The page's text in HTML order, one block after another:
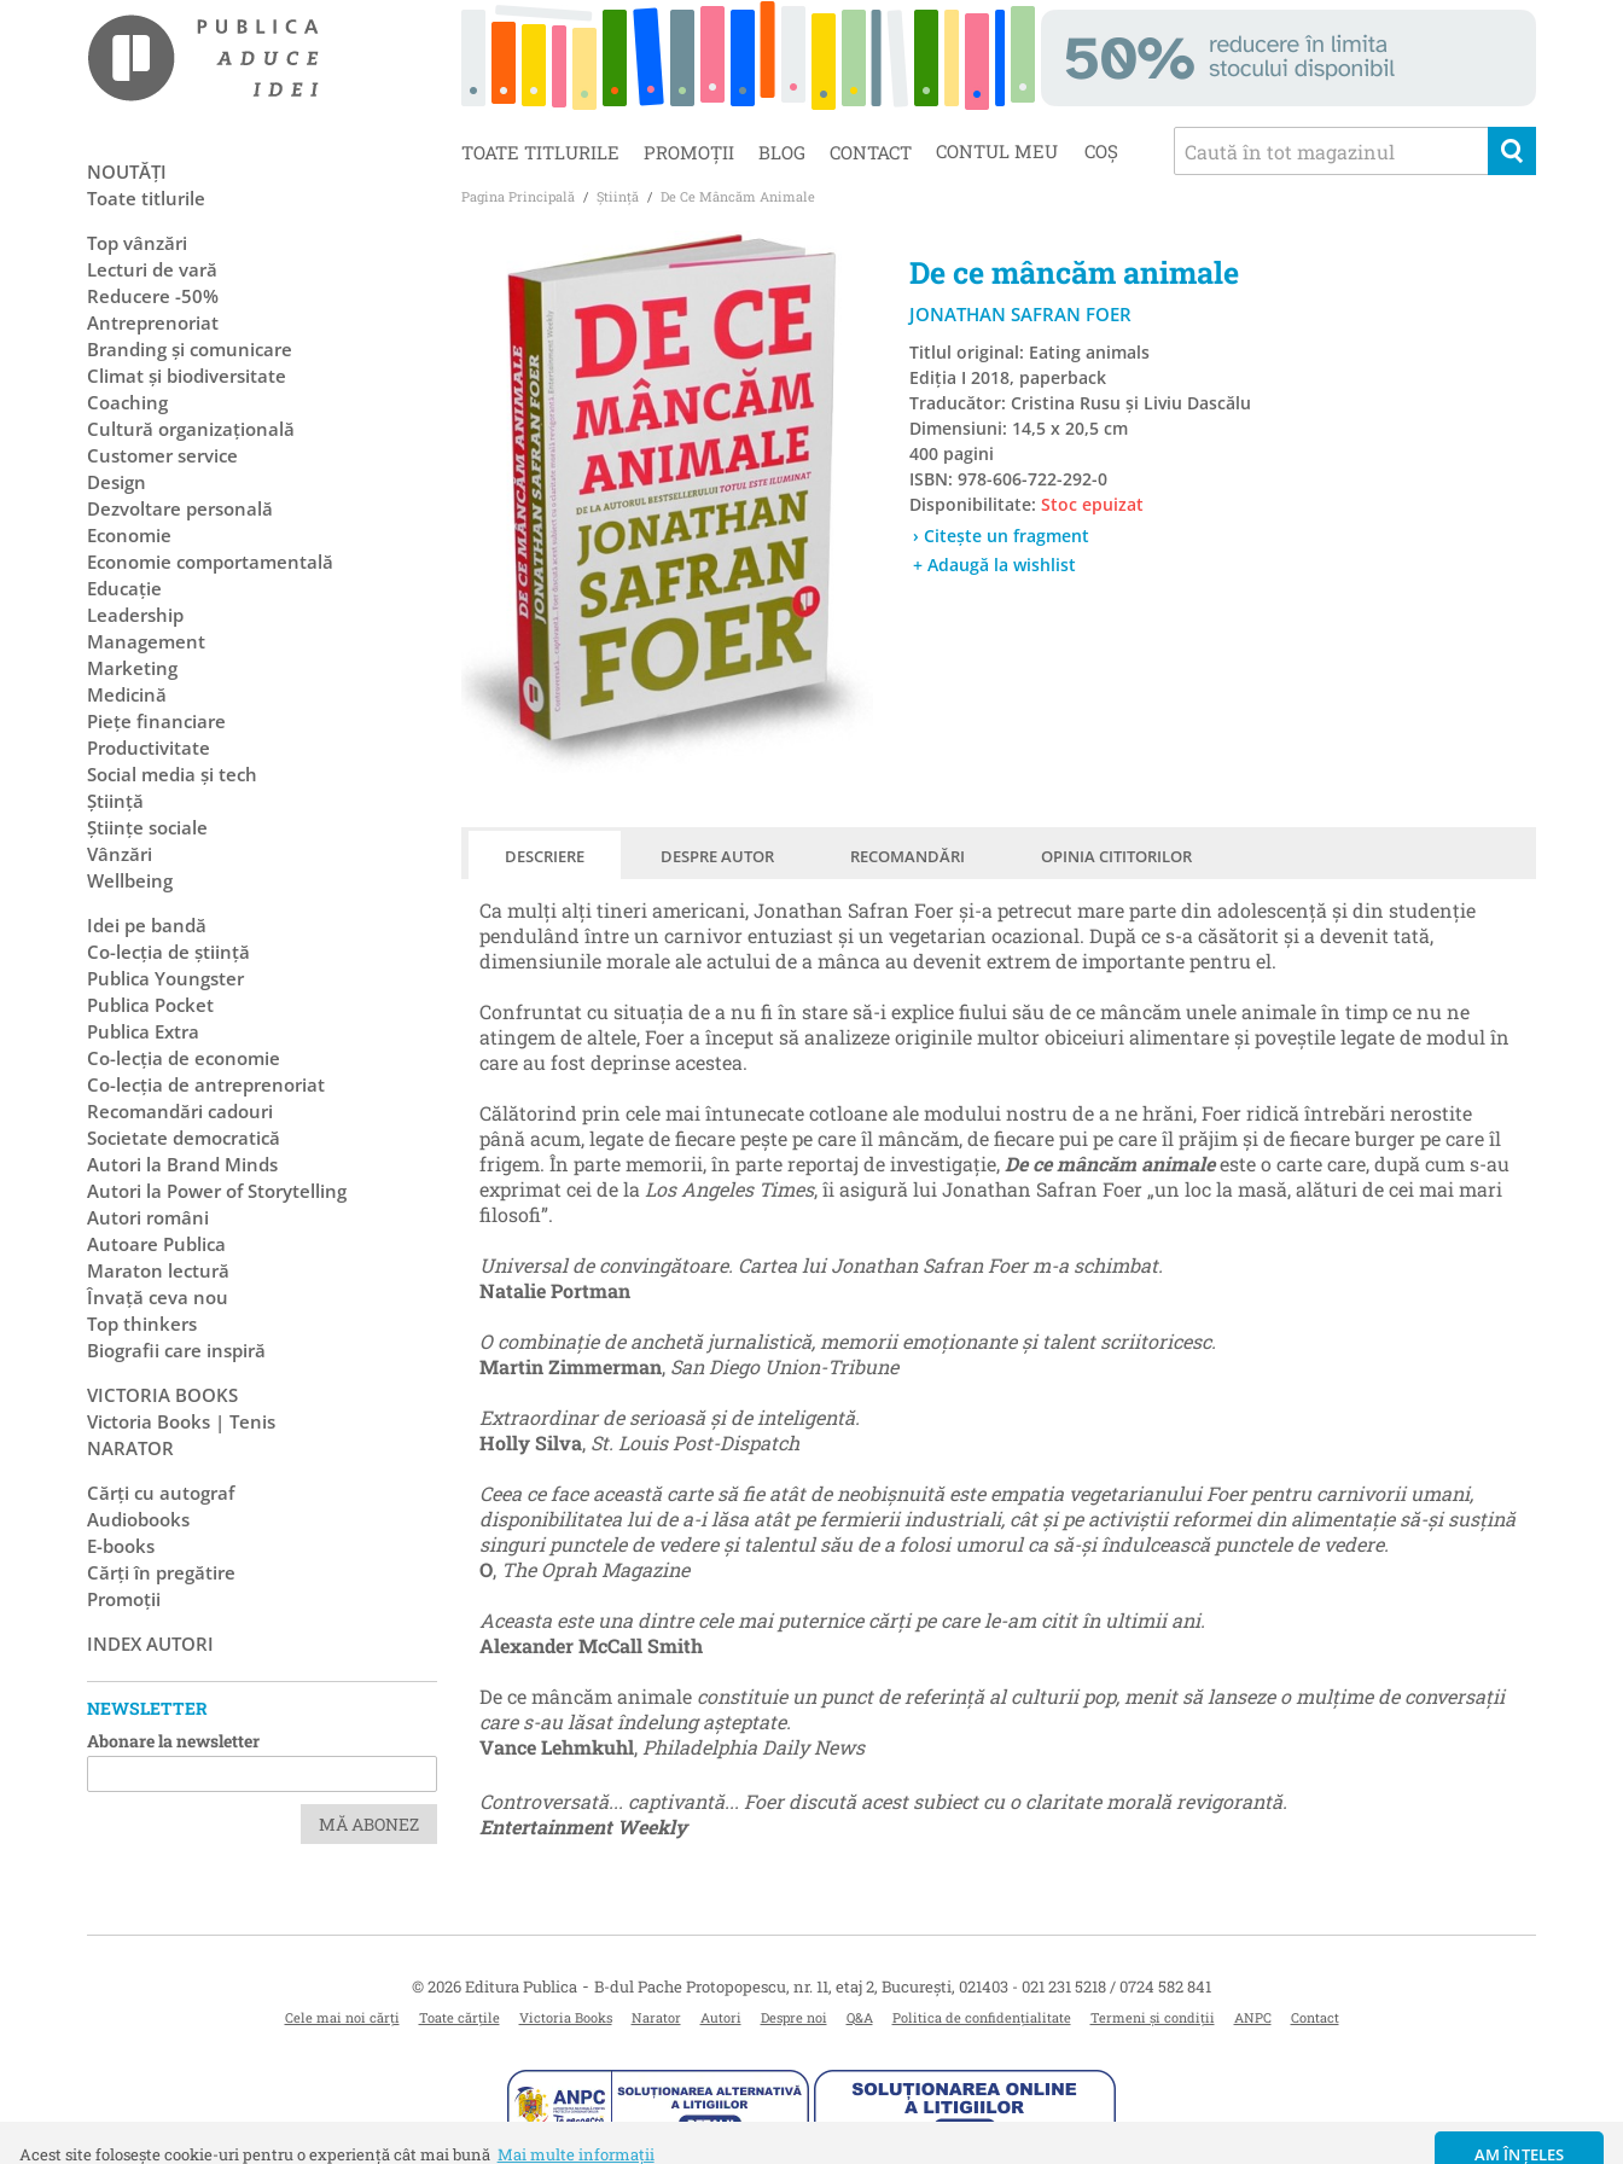
Acest site folosește cookie-uri pentru o experiență cât mai bună Mai multe informații AM ÎNȚELES
CONTUL MEU COȘ
TOATE TITLURILE PROMOȚII BLOG CONTACT
Pagina Principală / Știință / De Ce Mâncăm Animale
De ce mâncăm animale
JONATHAN SAFRAN FOER
Titlul original: Eating animals
Ediția I 2018, paperback
Traducător: Cristina Rusu și Liviu Dascălu
Dimensiuni: 14,5 x 20,5 cm
400 pagini
ISBN: 978-606-722-292-0
Disponibilitate: Stoc epuizat
› Citește un fragment
+ Adaugă la wishlist
DESCRIERE DESPRE AUTOR RECOMANDĂRI OPINIA CITITORILOR
Ca mulți alţi tineri americani, Jonathan Safran Foer și-a petrecut mare parte din adolescență și din studenție
pendulând între un carnivor entuziast și un vegetarian ocazional. După ce s-a căsătorit și a devenit tată,
dimensiunile morale ale actului de a mânca au devenit extrem de importante pentru el.
Confruntat cu situația de a nu fi în stare să-i explice fiului său de ce mâncăm unele animale în timp ce nu ne
atingem de altele, Foer a început să analizeze originile multor obiceiuri alimentare și poveștile legate de modul în
care au fost deprinse acestea.
Călătorind prin cele mai întunecate cotloane ale modului nostru de a ne hrăni, Foer ridică întrebări nerostite
până acum, legate de fiecare pește pe care îl mâncăm, de fiecare pui pe care îl prăjim și de fiecare burger pe care îl
frigem. În parte memorii, în parte reportaj de investigație, De ce mâncăm animaleeste o carte care, după cum s-au
exprimat cei de la Los Angeles Times, îi asigură lui Jonathan Safran Foer „un loc la masă, alături de cei mai mari
filosofi”.
Universal de convingătoare. Cartea lui Jonathan Safran Foer m-a schimbat.
Natalie Portman
O combinație de anchetă jurnalistică, memorii emoționante și talent scriitoricesc.
Martin Zimmerman, San Diego Union-Tribune
Extraordinar de serioasă și de inteligentă.
Holly Silva, St. Louis Post-Dispatch
Ceea ce face această carte să fie atât de neobișnuită este empatia vegetarianului Foer pentru carnivorii umani,
disponibilitatea lui de a-i lăsa atât pe fermierii industriali, cât și pe activiștii reformei din alimentație să-și susțină
singuri punctele de vedere și talentul său de a folosi umorul ca să-și îndulcească punctele de vedere.
O, The Oprah Magazine
Aceasta este una dintre cele mai puternice cărți pe care le-am citit în ultimii ani.
Alexander McCall Smith
De ce mâncăm animale constituie un punct de referință al culturii pop, menit să lanseze o mulțime de conversații
care s-au lăsat îndelung așteptate.
Vance Lehmkuhl, Philadelphia Daily News
Controversată... captivantă... Foer discută acest subiect cu o claritate morală revigorantă.
Entertainment Weekly
NOUTĂȚI
Toate titlurile
Top vânzări
Lecturi de vară
Reducere -50%
Antreprenoriat
Branding și comunicare
Climat și biodiversitate
Coaching
Cultură organizațională
Customer service
Design
Dezvoltare personală
Economie
Economie comportamentală
Educație
Leadership
Management
Marketing
Medicină
Piețe financiare
Productivitate
Social media și tech
Știință
Științe sociale
Vânzări
Wellbeing
Idei pe bandă
Co-lecția de știință
Publica Youngster
Publica Pocket
Publica Extra
Co-lecția de economie
Co-lecția de antreprenoriat
Recomandări cadouri
Societate democratică
Autori la Brand Minds
Autori la Power of Storytelling
Autori români
Autoare Publica
Maraton lectură
Învață ceva nou
Top thinkers
Biografii care inspiră
VICTORIA BOOKS
Victoria Books | Tenis
NARATOR
Cărți cu autograf
Audiobooks
E-books
Cărți în pregătire
Promoții
INDEX AUTORI
NEWSLETTER
Abonare la newsletter
MĂ ABONEZ
© 2026 Editura Publica - B-dul Pache Protopopescu, nr. 11, etaj 2, București, 021403 - 021 231 5218 / 0724 582 841
Cele mai noi cărți Toate cărțile Victoria Books Narator Autori Despre noi Q&A Politica de confidențialitate Termeni și condiții ANPC Contact